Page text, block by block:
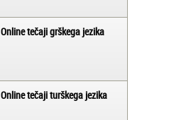
Online tečaji grškega jezika
Online tečaji turškega jezika